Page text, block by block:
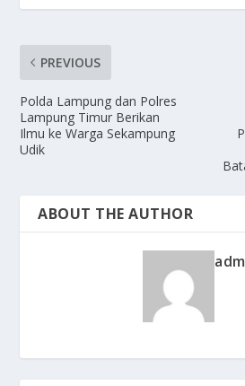
PREVIOUS
Polda Lampung dan Polres
Lampung Timur Berikan
Ilmu ke Warga Sekampung
Udik
ABOUT THE AUTHOR